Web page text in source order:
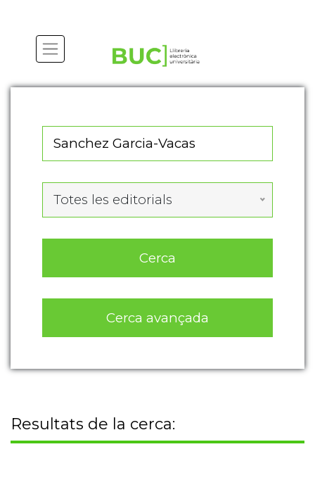
Totes les editorials
Cerca
Cerca avançada